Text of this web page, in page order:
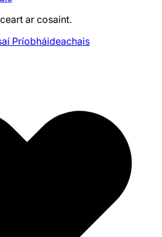
ar cosaint.
Príobháideachais